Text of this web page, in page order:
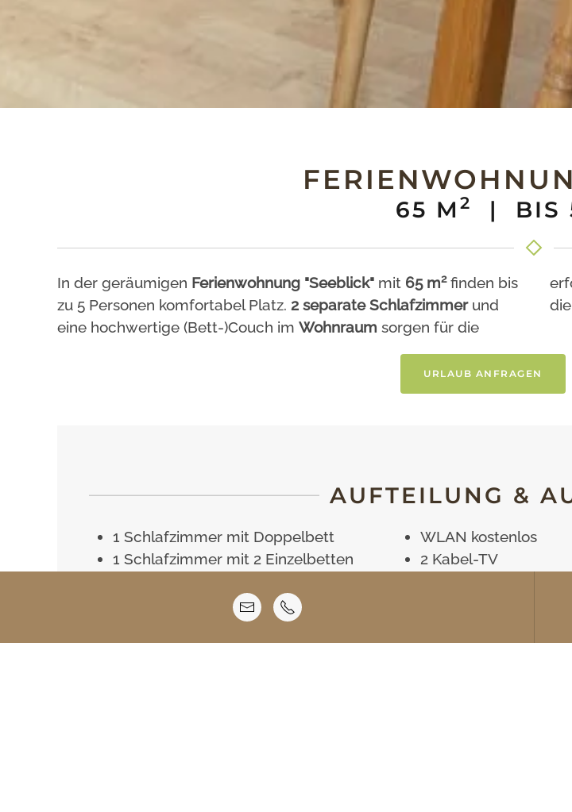
65 M 2 | BIS
In der geräumigen Ferienwohnung "Seeblick" mit 65 m2finden bis
zu 5 Personen komfortabel Platz. 2 separate Schlafzimmerund
eine hochwertige (Bett-)Couch im Wohnraum sorgen für die
URLAUB ANFRAGEN
AUFTEILUNG &
1 Schlafzimmer mit Doppelbett
1 Schlafzimmer mit 2 Einzelbetten
Wohnküche mit Essecke
Separates WC
WLAN kostenlos
2 Kabel-TV
Kühlschrank mit